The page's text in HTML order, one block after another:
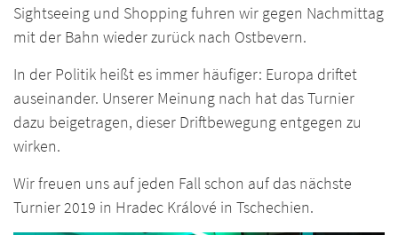
Sightseeing und Shopping fuhren wir gegen Nachmittag
mit der Bahn wieder zurück nach Ostbevern.
In der Politik heißt es immer häufiger: Europa driftet
auseinander. Unserer Meinung nach hat das Turnier
dazu beigetragen, dieser Driftbewegung entgegen zu
wirken.
Wir freuen uns auf jeden Fall schon auf das nächste
Turnier 2019 in Hradec Králové in Tschechien.